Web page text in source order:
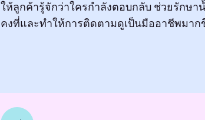
ให้ลูกค้ารู้จักว่าใครกำลังตอบกลับ ช่วยรักษาน้
คงที่และทำให้การติดตามดูเป็นมืออาชีพมาก